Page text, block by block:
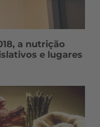
a nutrição
e lugares